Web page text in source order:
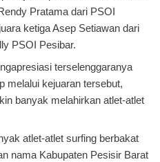
Pratama dari PSOI
ketiga Asep Setiawan dari
PSOI Pesibar.
terselenggaranya
melalui kejuaran tersebut,
banyak melahirkan atlet-atlet
atlet-atlet surfing berbakat
nama Kabupaten Pesisir Barat